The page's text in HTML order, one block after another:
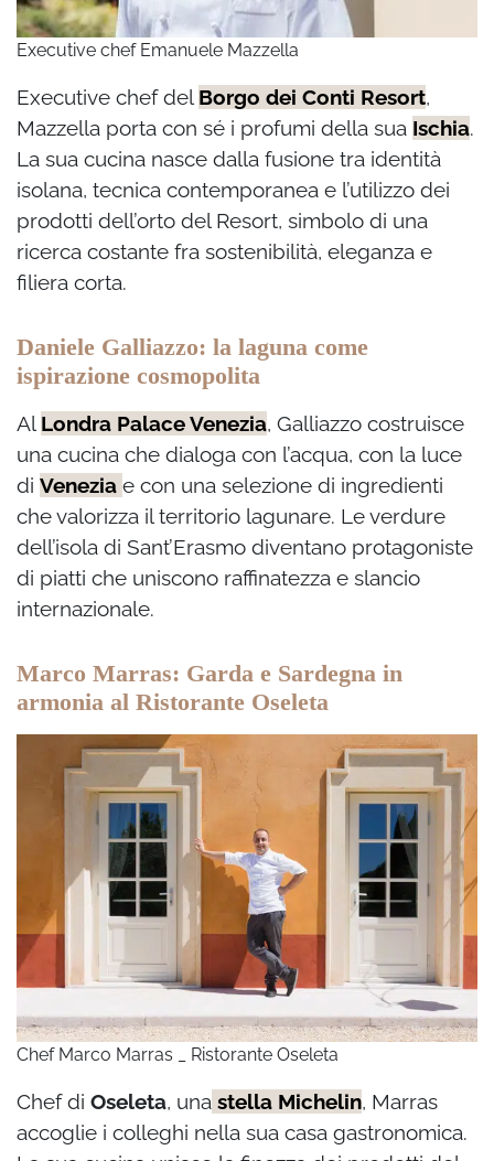
Executive chef Emanuele Mazzella
Executive chef del Borgo dei Conti Resort,
Mazzella porta con sé i profumi della sua Ischia.
La sua cucina nasce dalla fusione tra identità
isolana, tecnica contemporanea e l’utilizzo dei
prodotti dell’orto del Resort, simbolo di una
ricerca costante fra sostenibilità, eleganza e
filiera corta.
Daniele Galliazzo: la laguna come
ispirazione cosmopolita
Al Londra Palace Venezia, Galliazzo costruisce
una cucina che dialoga con l’acqua, con la luce
di Venezia e con una selezione di ingredienti
che valorizza il territorio lagunare. Le verdure
dell’isola di Sant’Erasmo diventano protagoniste
di piatti che uniscono raffinatezza e slancio
internazionale.
Marco Marras: Garda e Sardegna in
armonia al Ristorante Oseleta
Chef Marco Marras _ Ristorante Oseleta
Chef di Oseleta, una stella Michelin, Marras
accoglie i colleghi nella sua casa gastronomica.